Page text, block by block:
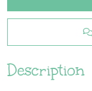
Description